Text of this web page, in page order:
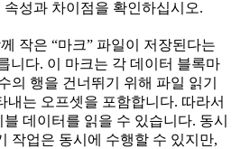
속성과 차이점을 확인하십시오.
작은 “마크” 파일이 저장된다는
니다. 이 마크는 각 데이터 블록마
의 행을 건너뛰기 위해 파일 읽기
내는 오프셋을 포함합니다. 따라서
데이터를 읽을 수 있습니다. 동시
작업은 동시에 수행할 수 있지만,